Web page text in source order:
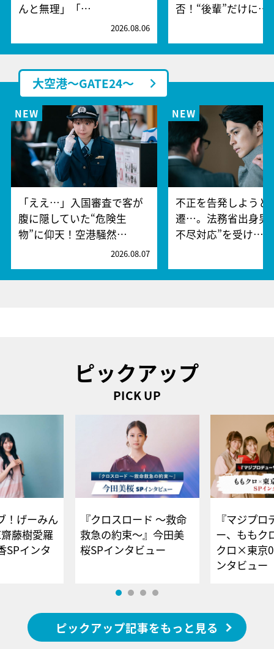
んと無理」「…
2026.08.06
否！“後輩”だけに…
大空港～GATE24～
「ええ…」入国審査で客が
腹に隠していた“危険生
物”に仰天！空港騒然…
2026.08.07
不正を告発しようと
遷…。法務省出身男
不尽対応”を受け…
ピックアップ
PICK UP
！げーみん
藤樹愛羅
SPインタ
『クロスロード ～救命
救急の約束～』今田美
桜SPインタビュー
『マジプロ
ー、ももク
クロ×東京
ンタビュー
ピックアップ記事をもっと見る